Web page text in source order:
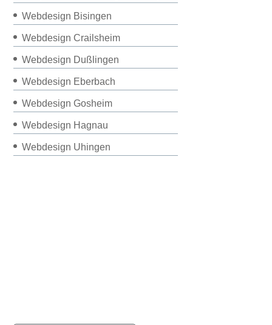
Webdesign Bisingen
Webdesign Crailsheim
Webdesign Dußlingen
Webdesign Eberbach
Webdesign Gosheim
Webdesign Hagnau
Webdesign Uhingen